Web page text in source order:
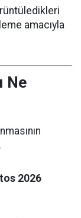
amacıyla
Ne
2026